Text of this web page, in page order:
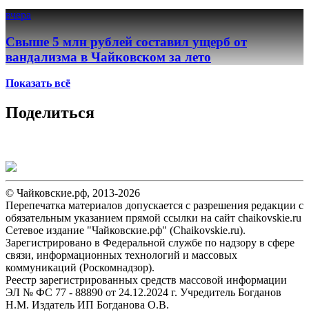
вчера
Свыше 5 млн рублей составил ущерб от
вандализма в Чайковском за лето
Показать всё
Поделиться
© Чайковские.рф, 2013-2026
Перепечатка материалов допускается с разрешения редакции с
обязательным указанием прямой ссылки на сайт chaikovskie.ru
Сетевое издание "Чайковские.рф" (Chaikovskie.ru).
Зарегистрировано в Федеральной службе по надзору в сфере
связи, информационных технологий и массовых
коммуникаций (Роскомнадзор).
Реестр зарегистрированных средств массовой информации
ЭЛ № ФС 77 - 88890 от 24.12.2024 г. Учредитель Богданов
Н.М. Издатель ИП Богданова О.В.